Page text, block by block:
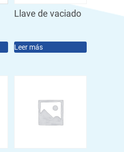
Llave de vaciado
Leer más